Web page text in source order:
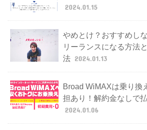
2024.01.15
やめとけ？おすすめし
リーランスになる方法
法 2024.01.13
Broad WiMAXは乗り換
担あり！解約金なしで
2024.01.06